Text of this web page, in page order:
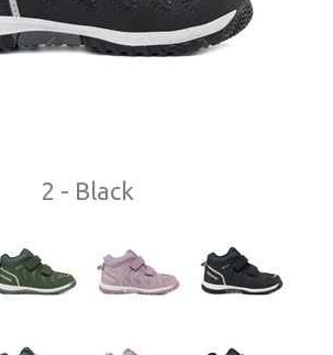
2 - Black